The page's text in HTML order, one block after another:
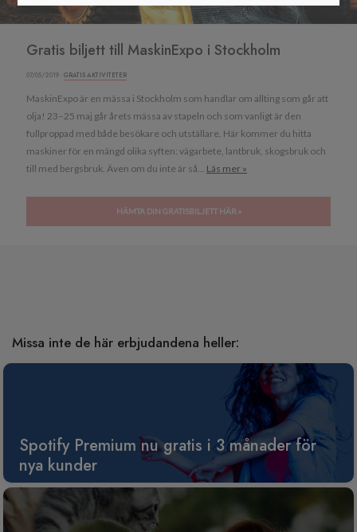
Gratis biljett till MaskinExpo i Stockholm
07/05/2019 · GRATIS AKTIVITETER
MaskinExpo är en mässa i Stockholm som handlar om allting som går att
olja! 23–25 maj går årets mässa av stapeln och som vanligt är den
fullproppad med både besökare och utställare. Här kommer du hitta
maskiner för en mängd olika syften: vägarbete, lantbruk, skogsbruk och
till med bergsbruk. Även om du inte är så... Läs mer »
HÄMTA DIN GRATISBILJETT HÄR »
Missa inte de här erbjudandena heller:
Spotify Premium nu gratis i 3 månader för
nya kunder